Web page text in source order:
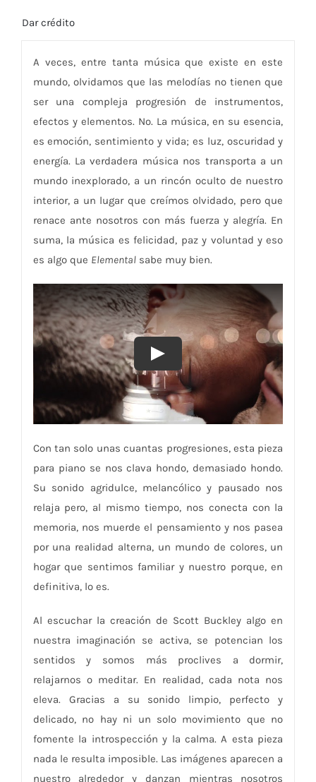
Dar crédito
A veces, entre tanta música que existe en este
mundo, olvidamos que las melodías no tienen que
ser una compleja progresión de instrumentos,
efectos y elementos. No. La música, en su esencia,
es emoción, sentimiento y vida; es luz, oscuridad y
energía. La verdadera música nos transporta a un
mundo inexplorado, a un rincón oculto de nuestro
interior, a un lugar que creímos olvidado, pero que
renace ante nosotros con más fuerza y alegría. En
suma, la música es felicidad, paz y voluntad y eso
es algo que Elementalsabe muy bien.
Con tan solo unas cuantas progresiones, esta pieza
para piano se nos clava hondo, demasiado hondo.
Su sonido agridulce, melancólico y pausado nos
relaja pero, al mismo tiempo, nos conecta con la
memoria, nos muerde el pensamiento y nos pasea
por una realidad alterna, un mundo de colores, un
hogar que sentimos familiar y nuestro porque, en
definitiva, lo es.
Al escuchar la creación de Scott Buckley algo en
nuestra imaginación se activa, se potencian los
sentidos y somos más proclives a dormir,
relajarnos o meditar. En realidad, cada nota nos
eleva. Gracias a su sonido limpio, perfecto y
delicado, no hay ni un solo movimiento que no
fomente la introspección y la calma. A esta pieza
nada le resulta imposible. Las imágenes aparecen a
nuestro alrededor y danzan mientras nosotros